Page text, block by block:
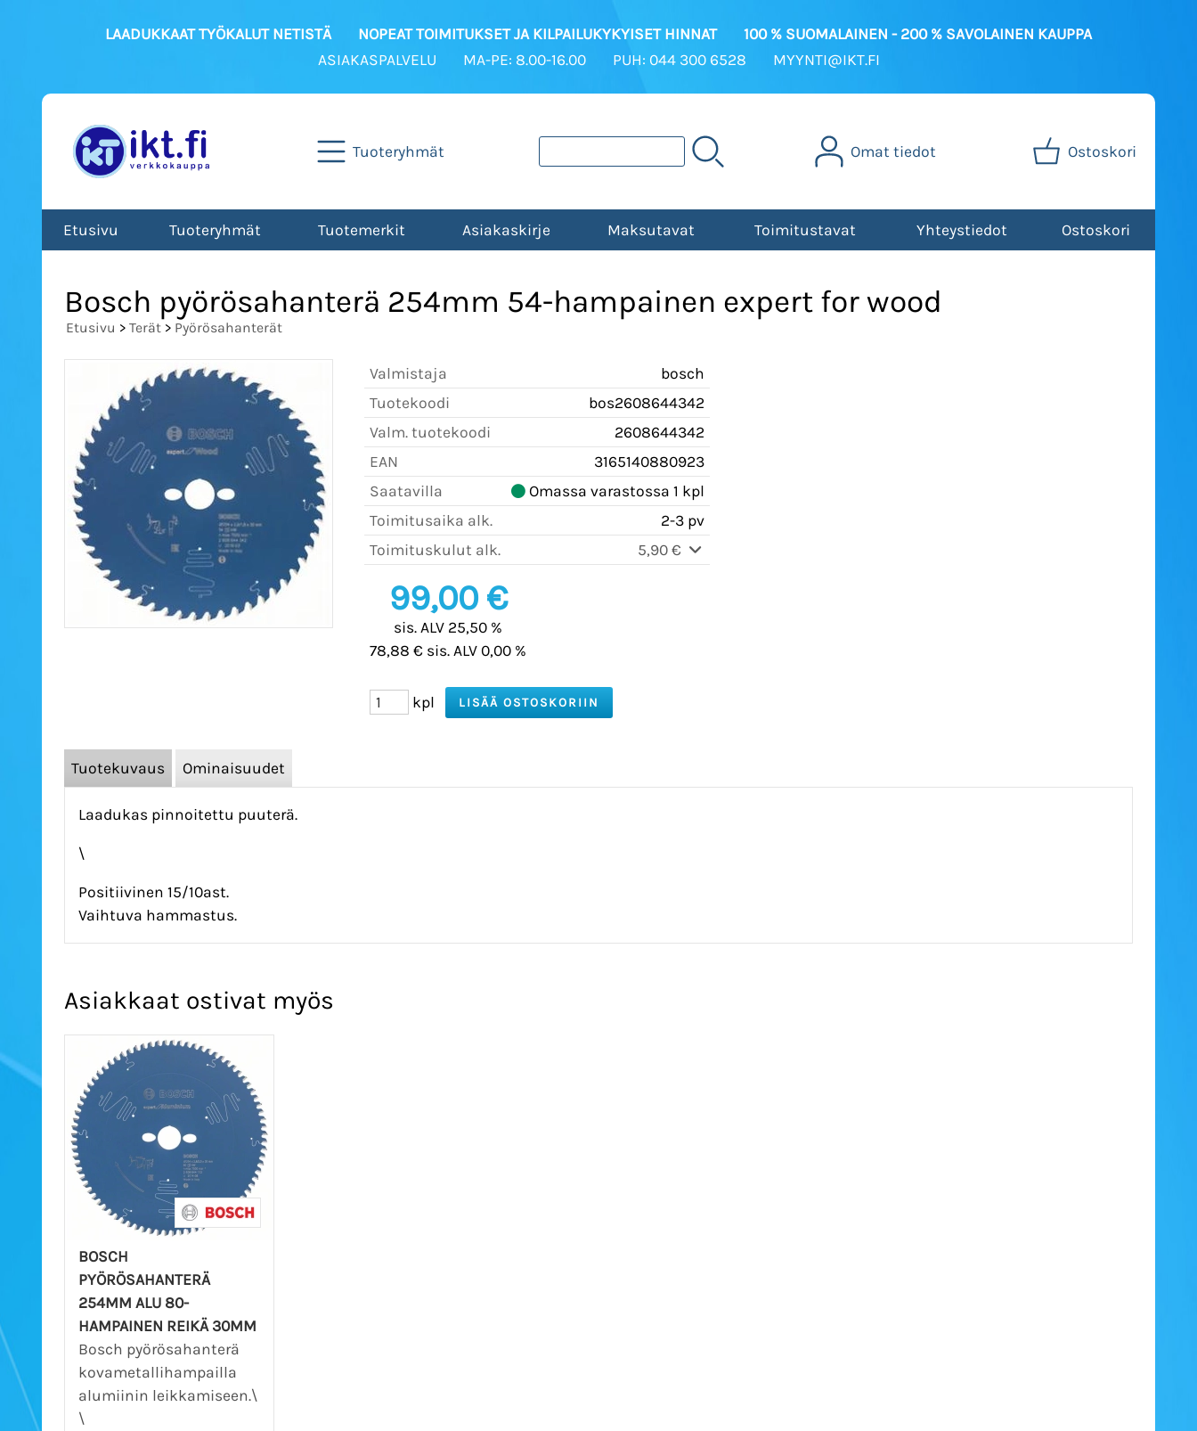
LAADUKKAAT TYÖKALUT NETISTÄ NOPEAT TOIMITUKSET JA KILPAILUKYKYISET HINNAT
100 % SUOMALAINEN - 200 % SAVOLAINEN KAUPPA
ASIAKASPALVELU
MA-PE: 8.00-16.00 PUH: 044 300 6528 MYYNTI@IKT.FI
Tuoteryhmät Omat tiedot Ostoskori
Etusivu Tuoteryhmät Tuotemerkit Asiakaskirje Maksutavat Toimitustavat Yhteystiedot Ostoskori
Bosch pyörösahanterä 254mm 54-hampainen expert for wood
Etusivu > Terät > Pyörösahanterät
Valmistaja
bosch
Tuotekoodi
bos2608644342
Valm. tuotekoodi
2608644342
EAN
3165140880923
Saatavilla
Omassa varastossa 1 kpl
Toimitusaika alk.
2-3 pv
Toimituskulut alk.
5,90 €
99,00 €
sis. ALV 25,50 %
78,88 € sis. ALV 0,00 %
kpl
Tuotekuvaus Ominaisuudet
Laadukas pinnoitettu puuterä.
\
Positiivinen 15/10ast.
Vaihtuva hammastus.
Asiakkaat ostivat myös
BOSCH
PYÖRÖSAHANTERÄ
254MM ALU 80-
HAMPAINEN REIKÄ 30MM
Bosch pyörösahanterä
kovametallihampailla
alumiinin leikkamiseen.\
\